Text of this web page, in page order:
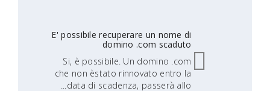
E' possibile recuperare un nome di
domino .com scaduto
Si, è possibile. Un domino .com
che non èstato rinnovato entro la
data di scadenza, passerà allo...